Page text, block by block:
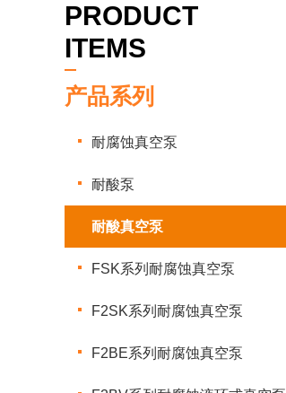
PRODUCT
ITEMS
产品系列
耐腐蚀真空泵
耐酸泵
耐酸真空泵
FSK系列耐腐蚀真空泵
F2SK系列耐腐蚀真空泵
F2BE系列耐腐蚀真空泵